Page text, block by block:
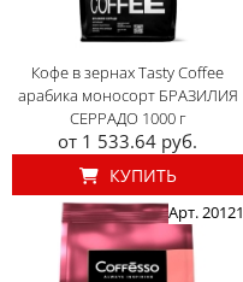
Кофе в зернах Tasty Coffee
арабика моносорт БРАЗИЛИЯ
СЕРРАДО 1000 г
от 1 533.64 руб.
КУПИТЬ
Арт. 20121